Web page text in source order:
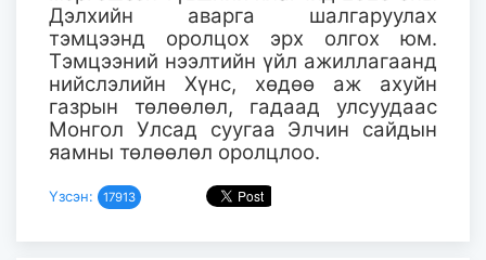
Дэлхийн аварга шалгаруулах
тэмцээнд оролцох эрх олгох юм.
Тэмцээний нээлтийн үйл ажиллагаанд
нийслэлийн Хүнс, хөдөө аж ахуйн
газрын төлөөлөл, гадаад улсуудаас
Монгол Улсад суугаа Элчин сайдын
яамны төлөөлөл оролцлоо.
Үзсэн: 17913